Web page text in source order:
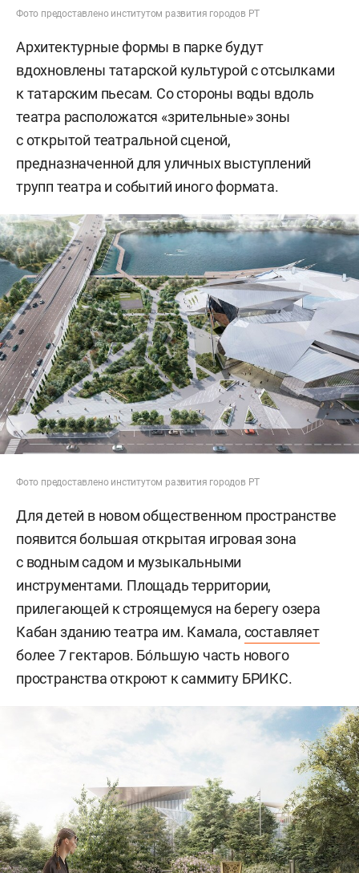
Фото предоставлено институтом развития городов РТ
Архитектурные формы в парке будут
вдохновлены татарской культурой с отсылками
к татарским пьесам. Со стороны воды вдоль
театра расположатся «зрительные» зоны
с открытой театральной сценой,
предназначенной для уличных выступлений
трупп театра и событий иного формата.
Фото предоставлено институтом развития городов РТ
Для детей в новом общественном пространстве
появится большая открытая игровая зона
с водным садом и музыкальными
инструментами. Площадь территории,
прилегающей к строящемуся на берегу озера
Кабан зданию театра им. Камала, составляет
более 7 гектаров. Бо́льшую часть нового
пространства откроют к саммиту БРИКС.